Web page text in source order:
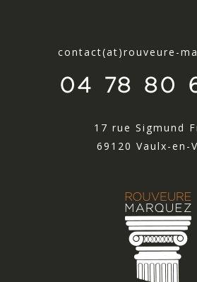
contact(at)rouveure-
04 78 80
17 rue Sigmund
69120 Vaulx-en-